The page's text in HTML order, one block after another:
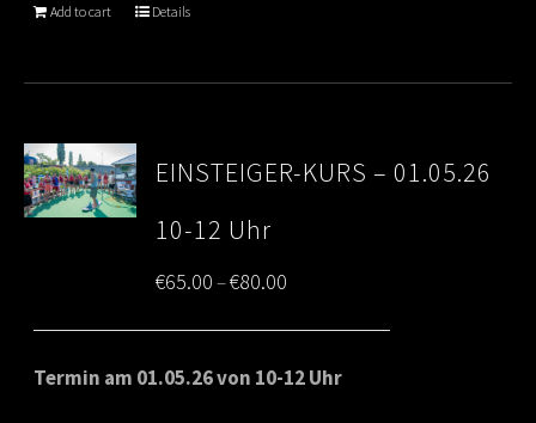
Add to cart Details
EINSTEIGER-KURS – 01.05.26
10-12 Uhr
€65.00–€80.00
range:
€65.00
Termin am 01.05.26 von 10-12 Uhr